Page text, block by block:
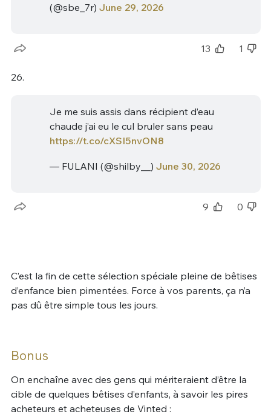
(@sbe_7r) June 29, 2026
13 1
26.
Je me suis assis dans récipient d’eau
chaude j’ai eu le cul bruler sans peau
https://t.co/cXSI5nvON8
— FULANI (@shilby__) June 30, 2026
9 0
C’est la fin de cette sélection spéciale pleine de bêtises
d’enfance bien pimentées. Force à vos parents, ça n’a
pas dû être simple tous les jours.
Bonus
On enchaîne avec des gens qui mériteraient d’être la
cible de quelques bêtises d’enfants, à savoir les pires
acheteurs et acheteuses de Vinted :